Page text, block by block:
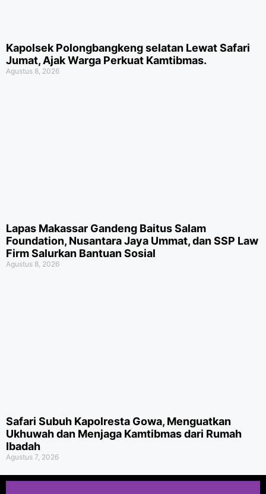
Kapolsek Polongbangkeng selatan Lewat Safari
Jumat, Ajak Warga Perkuat Kamtibmas.
Agustus 8, 2026
Lapas Makassar Gandeng Baitus Salam
Foundation, Nusantara Jaya Ummat, dan SSP Law
Firm Salurkan Bantuan Sosial
Agustus 8, 2026
Safari Subuh Kapolresta Gowa, Menguatkan
Ukhuwah dan Menjaga Kamtibmas dari Rumah
Ibadah
Agustus 7, 2026